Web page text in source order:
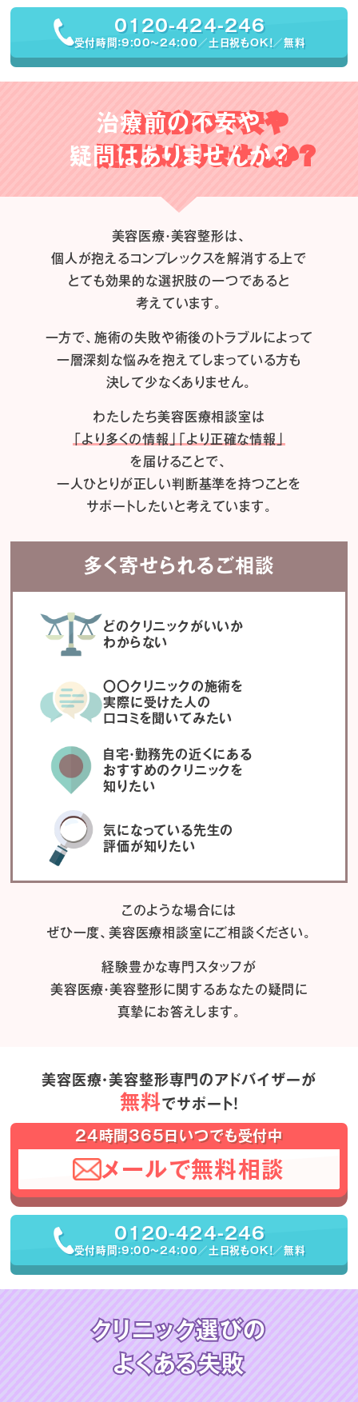
0120-424-246
受付時間：9:00〜24:00／土日祝もOK！／無料
治療前の不安や
疑問はありませんか？
美容医療・美容整形は、
個人が抱えるコンプレックスを解消する上で
とても効果的な選択肢の一つであると
考えています。
一方で、施術の失敗や術後のトラブルによって
一層深刻な悩みを抱えてしまっている方も
決して少なくありません。
わたしたち美容医療相談室は
「より多くの情報」「より正確な情報」
を届けることで、
一人ひとりが正しい判断基準を持つことを
サポートしたいと考えています。
多く寄せられるご相談
どのクリニックがいいか
わからない
〇〇クリニックの施術を
実際に受けた人の
口コミを聞いてみたい
自宅・勤務先の近くにある
おすすめのクリニックを
知りたい
気になっている先生の
評価が知りたい
このような場合には
ぜひ一度、美容医療相談室にご相談ください。
経験豊かな専門スタッフが
美容医療・美容整形に関するあなたの疑問に
真摯にお答えします。
美容医療・美容整形専門のアドバイザーが
無料でサポート！
24時間365日いつでも受付中
メールで無料相談
0120-424-246
受付時間：9:00〜24:00／土日祝もOK！／無料
クリニック選びの
よくある失敗